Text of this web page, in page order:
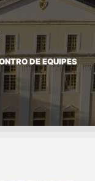
DE EQUIPES